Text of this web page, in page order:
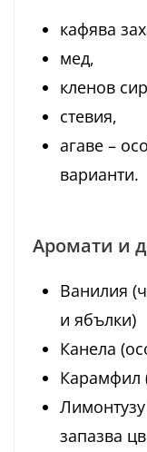
кафява
мед,
кленов
стевия,
агаве –
варианти.
Аромати и
Ванилия
и ябълки)
Канела
Карамфил
запазва